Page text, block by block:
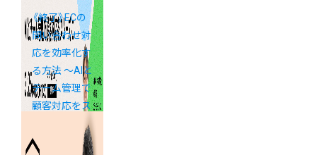
《終了》ECの
問い合わせ対
応を効率化す
る方法 ～AIと
チーム管理で
顧客対応をス